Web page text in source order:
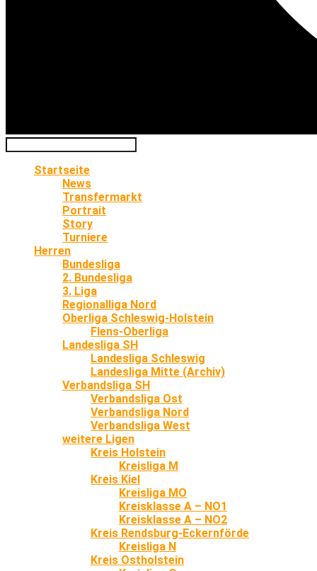
Startseite
News
Transfermarkt
Portrait
Story
Turniere
Herren
Bundesliga
2. Bundesliga
3. Liga
Regionalliga Nord
Oberliga Schleswig-Holstein
Flens-Oberliga
Landesliga SH
Landesliga Schleswig
Landesliga Mitte (Archiv)
Verbandsliga SH
Verbandsliga Ost
Verbandsliga Nord
Verbandsliga West
weitere Ligen
Kreis Holstein
Kreisliga M
Kreis Kiel
Kreisliga MO
Kreisklasse A – NO1
Kreisklasse A – NO2
Kreis Rendsburg-Eckernförde
Kreisliga N
Kreis Ostholstein